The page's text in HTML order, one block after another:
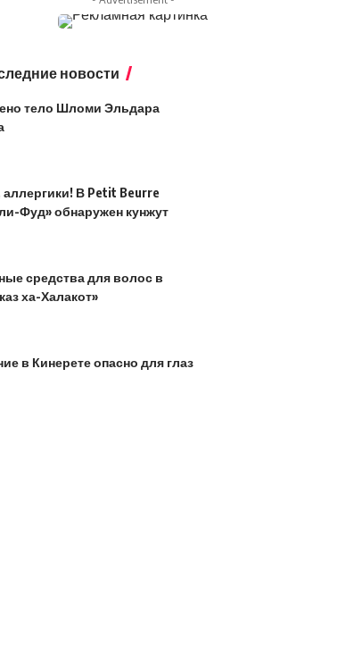
новости
тело Шломи Эльдара
аллергики! В Petit Beurre
Фуд» обнаружен кунжут
средства для волос в
ха-Халакот»
в Кинерете опасно для глаз